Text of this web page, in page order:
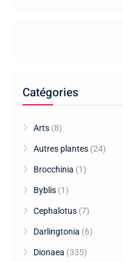
Catégories
Arts (8)
Autres plantes (24)
Brocchinia (1)
Byblis (1)
Cephalotus (7)
Darlingtonia (6)
Dionaea (335)